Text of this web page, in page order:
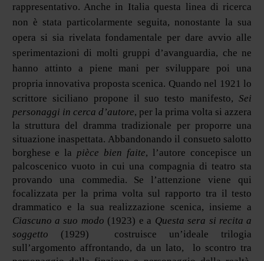
rappresentativo. Anche in Italia questa linea di ricerca
non è stata particolarmente seguita, nonostante la sua
opera si sia rivelata fondamentale per dare avvio alle
sperimentazioni di molti gruppi d’avanguardia, che ne
hanno attinto a piene mani per sviluppare poi una
propria innovativa proposta scenica. Quando nel 1921 lo
scrittore siciliano propone il suo testo manifesto,Sei
personaggi in cerca d’autore, per la prima volta si azzera
la struttura del dramma tradizionale per proporre una
situazione inaspettata. Abbandonando il consueto salotto
borghese e la pièce bien faite, l’autore concepisce un
palcoscenico vuoto in cui una compagnia di teatro sta
provando una commedia. Se l’attenzione viene qui
focalizzata per la prima volta sul rapporto tra il testo
drammatico e la sua realizzazione scenica, insieme a
Ciascuno a suo modo (1923) e a Questa sera si recita a
soggetto (1929) costruisce un’ideale trilogia
sull’argomento affrontando, da un lato, lo scontro tra